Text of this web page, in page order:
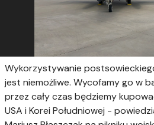
Wykorzystywanie
jest niemożliwe. Wycofamy go w
przez cały czas będziemy
USA i Korei Południowej -